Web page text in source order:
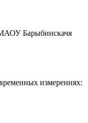
МАОУ Барыбинскачя
измерениях: